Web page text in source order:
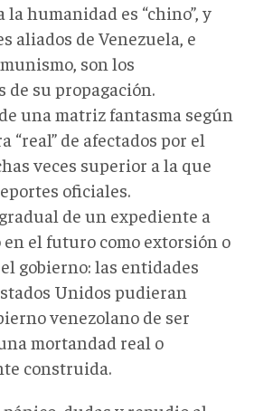
la humanidad es “chino”, y
aliados de Venezuela, e
son los
de su propagación.
una matriz fantasma según
“real” de afectados por el
veces superior a la que
oficiales.
de un expediente a
el futuro como extorsión o
gobierno: las entidades
Unidos pudieran
venezolano de ser
mortandad real o
construida.